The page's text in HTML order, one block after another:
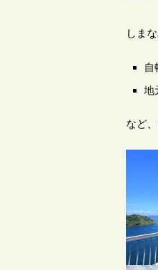
しま
自
地
など